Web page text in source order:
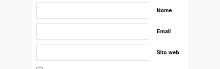
Nome
Email
Sito web